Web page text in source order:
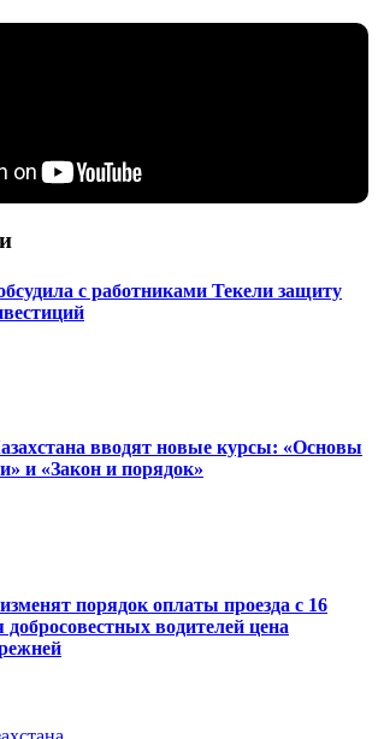
с работниками Текели защиту
вводят новые курсы: «Основы
и «Закон и порядок»
порядок оплаты проезда с 16
добросовестных водителей цена